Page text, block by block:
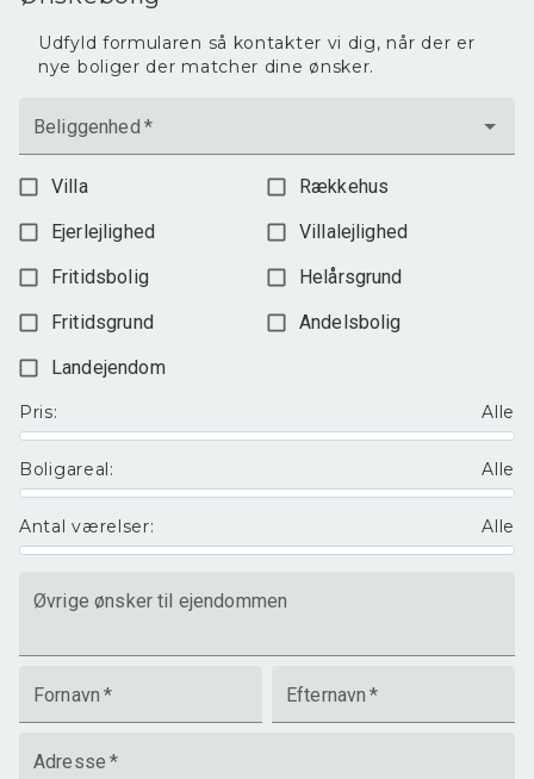
Udfyld formularen så kontakter vi dig, når der er
nye boliger der matcher dine ønsker.
Beliggenhed *
Villa
Rækkehus
Ejerlejlighed
Villalejlighed
Fritidsbolig
Helårsgrund
Fritidsgrund
Andelsbolig
Landejendom
Pris: Alle
Boligareal: Alle
Antal værelser: Alle
Øvrige ønsker til ejendommen
Fornavn * Efternavn *
Adresse *